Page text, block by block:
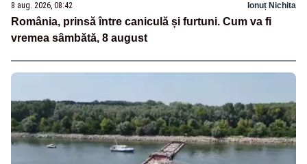
8 aug. 2026, 08:42 Ionuț Nichita
România, prinsă între caniculă și furtuni. Cum va fi
vremea sâmbătă, 8 august